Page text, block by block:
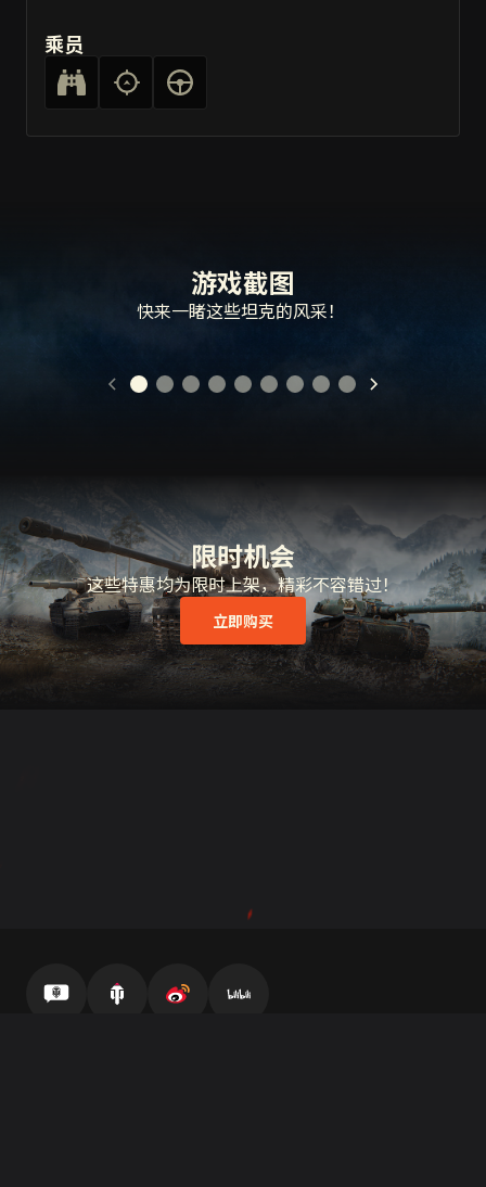
乘员
游戏截图
快来一睹这些坦克的风采！
限时机会
这些特惠均为限时上架，精彩不容错过！
立即购买